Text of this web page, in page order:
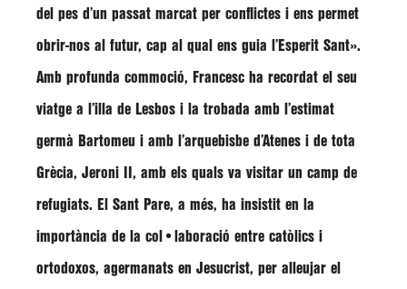
del pes d’un passat marcat per conflictes i ens permet
obrir-nos al futur, cap al qual ens guia l’Esperit Sant».
Amb profunda commoció, Francesc ha recordat el seu
viatge a l’illa de Lesbos i la trobada amb l’estimat
germà Bartomeu i amb l’arquebisbe d’Atenes i de tota
Grècia, Jeroni II, amb els quals va visitar un camp de
refugiats. El Sant Pare, a més, ha insistit en la
importància de la col•laboració entre catòlics i
ortodoxos, agermanats en Jesucrist, per alleujar el